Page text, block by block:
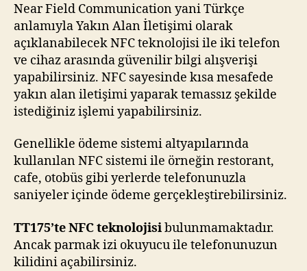
Near Field Communication yani Türkçe
anlamıyla Yakın Alan İletişimi olarak
açıklanabilecek NFC teknolojisi ile iki telefon
ve cihaz arasında güvenilir bilgi alışverişi
yapabilirsiniz. NFC sayesinde kısa mesafede
yakın alan iletişimi yaparak temassız şekilde
istediğiniz işlemi yapabilirsiniz.
Genellikle ödeme sistemi altyapılarında
kullanılan NFC sistemi ile örneğin restorant,
cafe, otobüs gibi yerlerde telefonunuzla
saniyeler içinde ödeme gerçekleştirebilirsiniz.
TT175’te NFC teknolojisibulunmamaktadır.
Ancak parmak izi okuyucu ile telefonunuzun
kilidini açabilirsiniz.